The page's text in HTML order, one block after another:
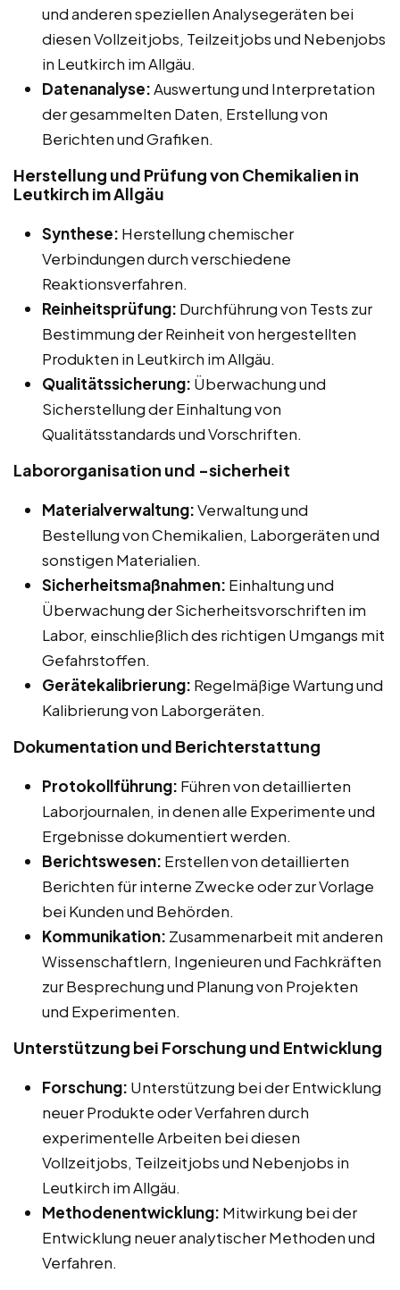
und anderen speziellen Analysegeräten bei
diesen Vollzeitjobs, Teilzeitjobs und Nebenjobs
in Leutkirch im Allgäu.
Datenanalyse:Auswertung und Interpretation
der gesammelten Daten, Erstellung von
Berichten und Grafiken.
Herstellung und Prüfung von Chemikalien in
Leutkirch im Allgäu
Synthese: Herstellung chemischer
Verbindungen durch verschiedene
Reaktionsverfahren.
Reinheitsprüfung: Durchführung von Tests zur
Bestimmung der Reinheit von hergestellten
Produkten in Leutkirch im Allgäu.
Qualitätssicherung: Überwachung und
Sicherstellung der Einhaltung von
Qualitätsstandards und Vorschriften.
Labororganisation und -sicherheit
Materialverwaltung:Verwaltung und
Bestellung von Chemikalien, Laborgeräten und
sonstigen Materialien.
Sicherheitsmaßnahmen: Einhaltung und
Überwachung der Sicherheitsvorschriften im
Labor, einschließlich des richtigen Umgangs mit
Gefahrstoffen.
Gerätekalibrierung: Regelmäßige Wartung und
Kalibrierung von Laborgeräten.
Dokumentation und Berichterstattung
Protokollführung: Führen von detaillierten
Laborjournalen, in denen alle Experimente und
Ergebnisse dokumentiert werden.
Berichtswesen: Erstellen von detaillierten
Berichten für interne Zwecke oder zur Vorlage
bei Kunden und Behörden.
Kommunikation: Zusammenarbeit mit anderen
Wissenschaftlern, Ingenieuren und Fachkräften
zur Besprechung und Planung von Projekten
und Experimenten.
Unterstützung bei Forschung und Entwicklung
Forschung: Unterstützung bei der Entwicklung
neuer Produkte oder Verfahren durch
experimentelle Arbeiten bei diesen
Vollzeitjobs, Teilzeitjobs und Nebenjobs in
Leutkirch im Allgäu.
Methodenentwicklung: Mitwirkung bei der
Entwicklung neuer analytischer Methoden und
Verfahren.